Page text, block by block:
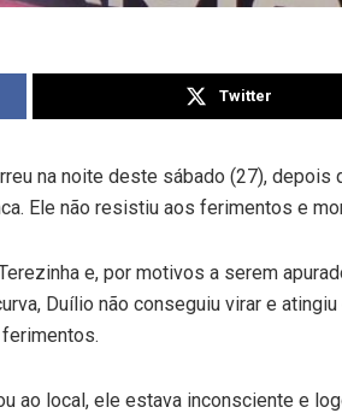
Twitter
na noite deste sábado (27), depois
Ele não resistiu aos ferimentos e
e, por motivos a serem
Duílio não conseguiu virar e
ao local, ele estava inconsciente e